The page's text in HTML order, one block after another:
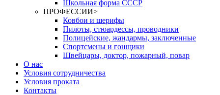
Школьная форма СССР
ПРОФЕССИИ>
Ковбои и шерифы
Пилоты, стюардессы, проводники
Полицейские, жандармы, заключенные
Спортсмены и гонщики
Швейцары, доктор, пожарный, повар
О нас
Условия сотрудничества
Условия проката
Контакты